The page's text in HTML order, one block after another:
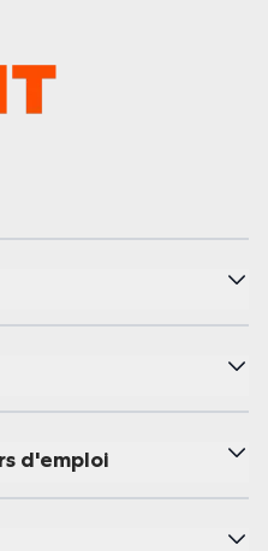
d'emploi